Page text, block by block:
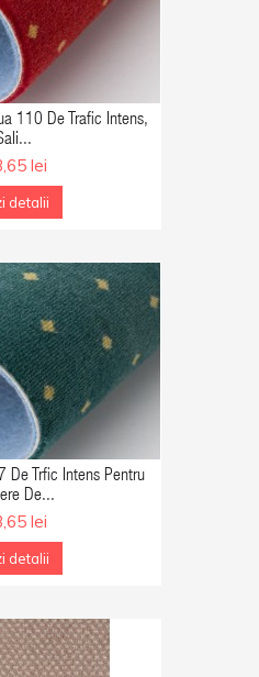
110 De Trafic Intens,
lei
detalii
De Trfic Intens Pentru
De...
lei
detalii